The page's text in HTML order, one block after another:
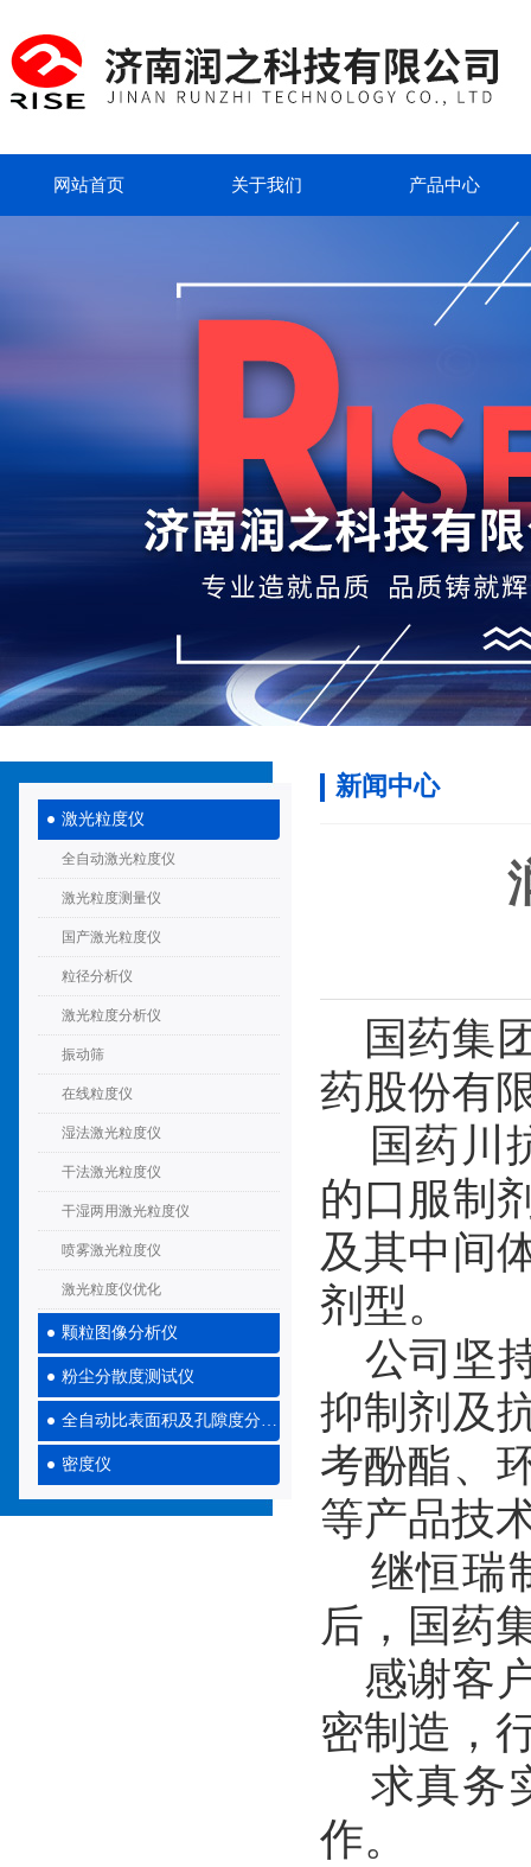
网站首页 关于我们 产品中心
激光粒度仪
全自动激光粒度仪
激光粒度测量仪
国产激光粒度仪
粒径分析仪
激光粒度分析仪
振动筛
在线粒度仪
湿法激光粒度仪
干法激光粒度仪
干湿两用激光粒度仪
喷雾激光粒度仪
激光粒度仪优化
颗粒图像分析仪
粉尘分散度测试仪
全自动比表面积及孔隙度分析仪
密度仪
新闻中心
国药集
药股份有
国药川
的口服制
及其中间
剂型。
公司坚
抑制剂及
考酚酯、
等产品技
继恒瑞
后， 国药
感谢客
密制造，
求真务
作。